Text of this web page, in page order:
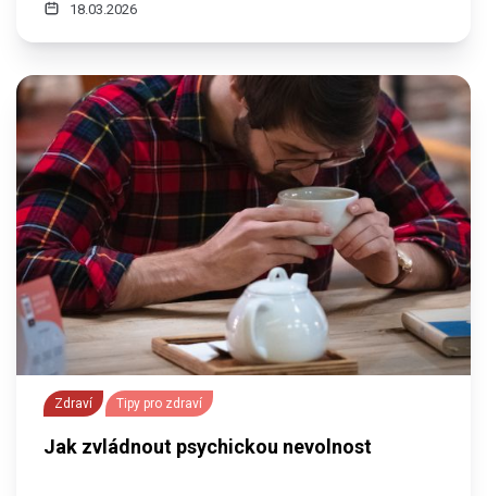
18.03.2026
Zdraví Tipy pro zdraví
Jak zvládnout psychickou nevolnost